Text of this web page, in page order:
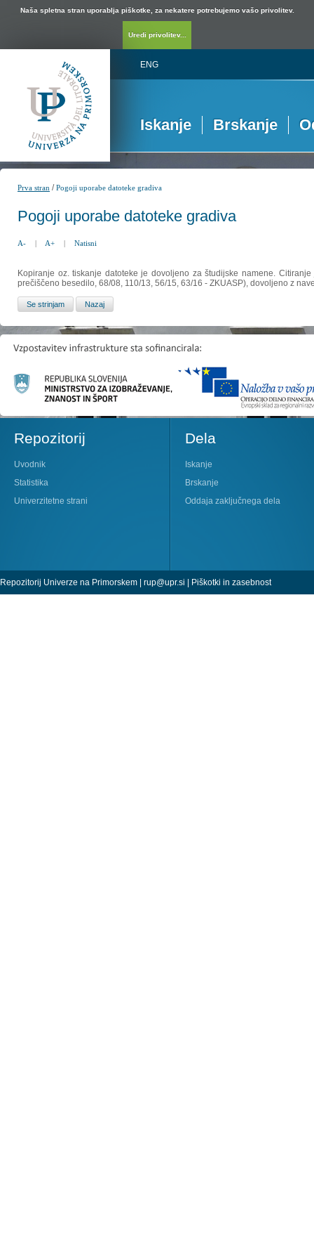
Naša spletna stran uporablja piškotke, za nekatere potrebujemo vašo privolitev.
Uredi privolitev...
ENG
Iskanje Brskanje
Prva stran /Pogoji uporabe datoteke gradiva
Pogoji uporabe datoteke gradiva
A- | A+ | Natisni
Kopiranje oz. tiskanje datoteke je dovoljeno za študijske namene.
prečiščeno besedilo, 68/08, 110/13, 56/15, 63/16 - ZKUASP), dovoljeno z
Repozitorij
Uvodnik
Statistika
Univerzitetne strani
Dela
Iskanje
Brskanje
Oddaja zaključnega dela
Repozitorij Univerze na Primorskem | rup@upr.si | Piškotki in zasebnost